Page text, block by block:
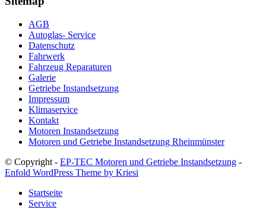
AGB
Autoglas- Service
Datenschutz
Fahrwerk
Fahrzeug Reparaturen
Galerie
Getriebe Instandsetzung
Impressum
Klimaservice
Kontakt
Motoren Instandsetzung
Motoren und Getriebe Instandsetzung Rheinmünster
© Copyright - EP-TEC Motoren und Getriebe Instandsetzung -
Enfold WordPress Theme by Kriesi
Startseite
Service